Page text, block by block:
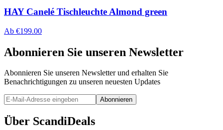
HAY Canelé Tischleuchte Almond green
Ab €199.00
Abonnieren Sie unseren Newsletter
Abonnieren Sie unseren Newsletter und erhalten Sie
Benachrichtigungen zu unseren neuesten Updates
Abonnieren
Über ScandiDeals